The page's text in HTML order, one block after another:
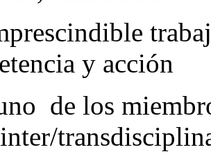
y acción
de los